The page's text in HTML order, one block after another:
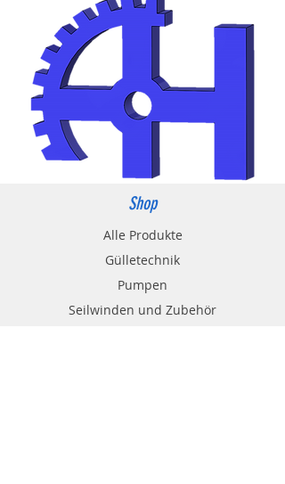
Shop
Alle Produkte
Gülletechnik
Pumpen
Seilwinden und Zubehör